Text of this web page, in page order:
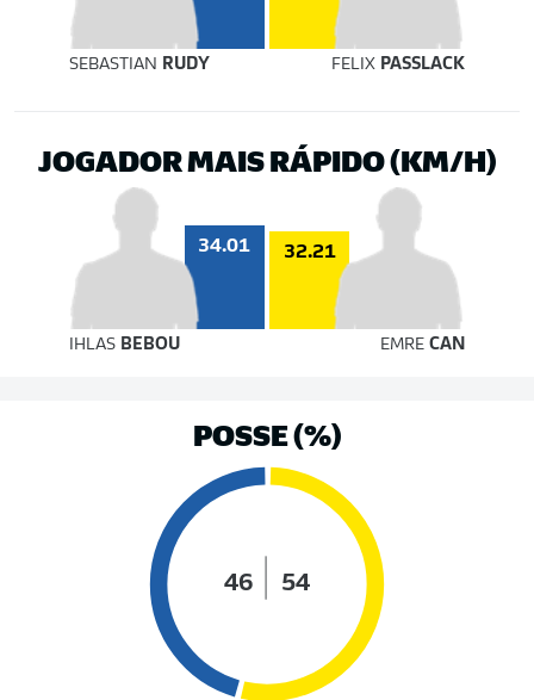
SEBASTIAN RUDY FELIX PASSLACK
JOGADOR MAIS RÁPIDO (KM/H)
34.01 32.21
IHLAS BEBOU EMRECAN
POSSE (%)
46 54